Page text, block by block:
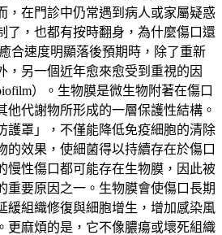
，在門診中仍常遇到病人或家屬疑惑
了，也都有按時翻身，為什麼傷口還
合速度明顯落後預期時，除了重新
，另一個近年愈來愈受到重視的因
）。生物膜是微生物附著在傷口
他代謝物所形成的一層保護性結構。
護罩」，不僅能降低免疫細胞的清除
的效果，使細菌得以持續存在於傷口
慢性傷口都可能存在生物膜，因此被
重要原因之一。生物膜會使傷口長期
緩組織修復與細胞增生，增加感染風
更麻煩的是，它不像膿瘍或壞死組織